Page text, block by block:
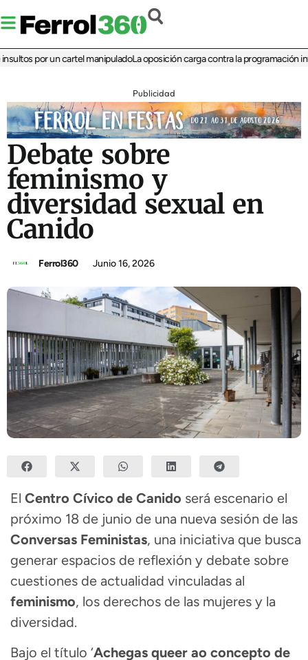
por un cartel manipuladoLa oposición carga contra la programación
Publicidad
Debate sobre
feminismo y
diversidad sexual en
Canido
Ferrol360 Junio 16, 2026
El Centro Cívico de Canido será escenario el
próximo 18 de junio de una nueva sesión de las
Conversas Feministas, una iniciativa que busca
generar espacios de reflexión y debate sobre
cuestiones de actualidad vinculadas al
feminismo, los derechos de las mujeres y la
diversidad.
Bajo el título ‘Achegas queer ao concepto de